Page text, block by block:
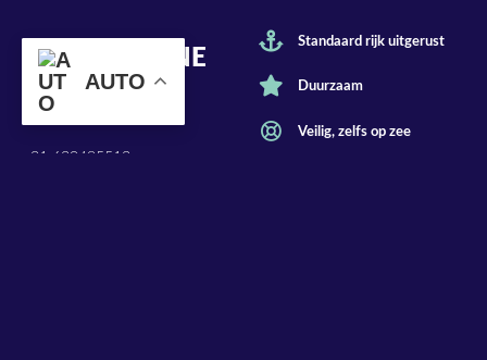
PAN'S MARINE
Grutbroek 43
+31 630485513
Standaard rijk uitgerust
Duurzaam
Veilig, zelfs op zee
AUTO